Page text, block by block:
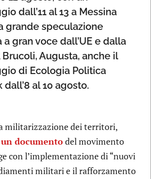
dall’11 al 13 a Messina
grande speculazione
a gran voce dall’UE e dalla
Brucoli, Augusta, anche il
di Ecologia Politica
al 10 agosto.
militarizzazione dei territori,
documentodel movimento
con l’implementazione di “nuovi
militari e il rafforzamento